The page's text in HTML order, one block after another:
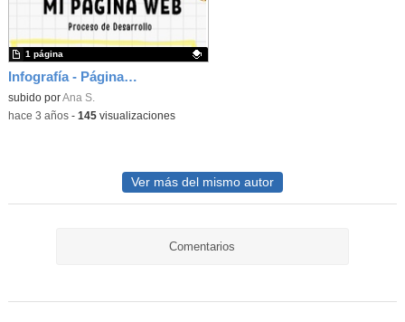
Infografía - Página Web
Contenido educativo.
subido porAna S.
1 página
-hace 3 años- 145visualizaciones
Ver más del mismo autor
Comentarios